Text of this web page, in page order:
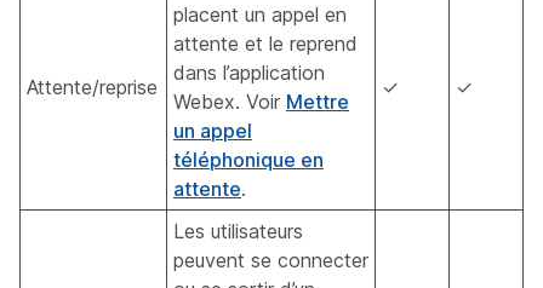
Attente/reprise
placent un appel en
attente et le reprend
dans l’application
Webex. Voir Mettre
un appel
téléphonique en
attente.
✓ ✓
Les utilisateurs
peuvent se connecter